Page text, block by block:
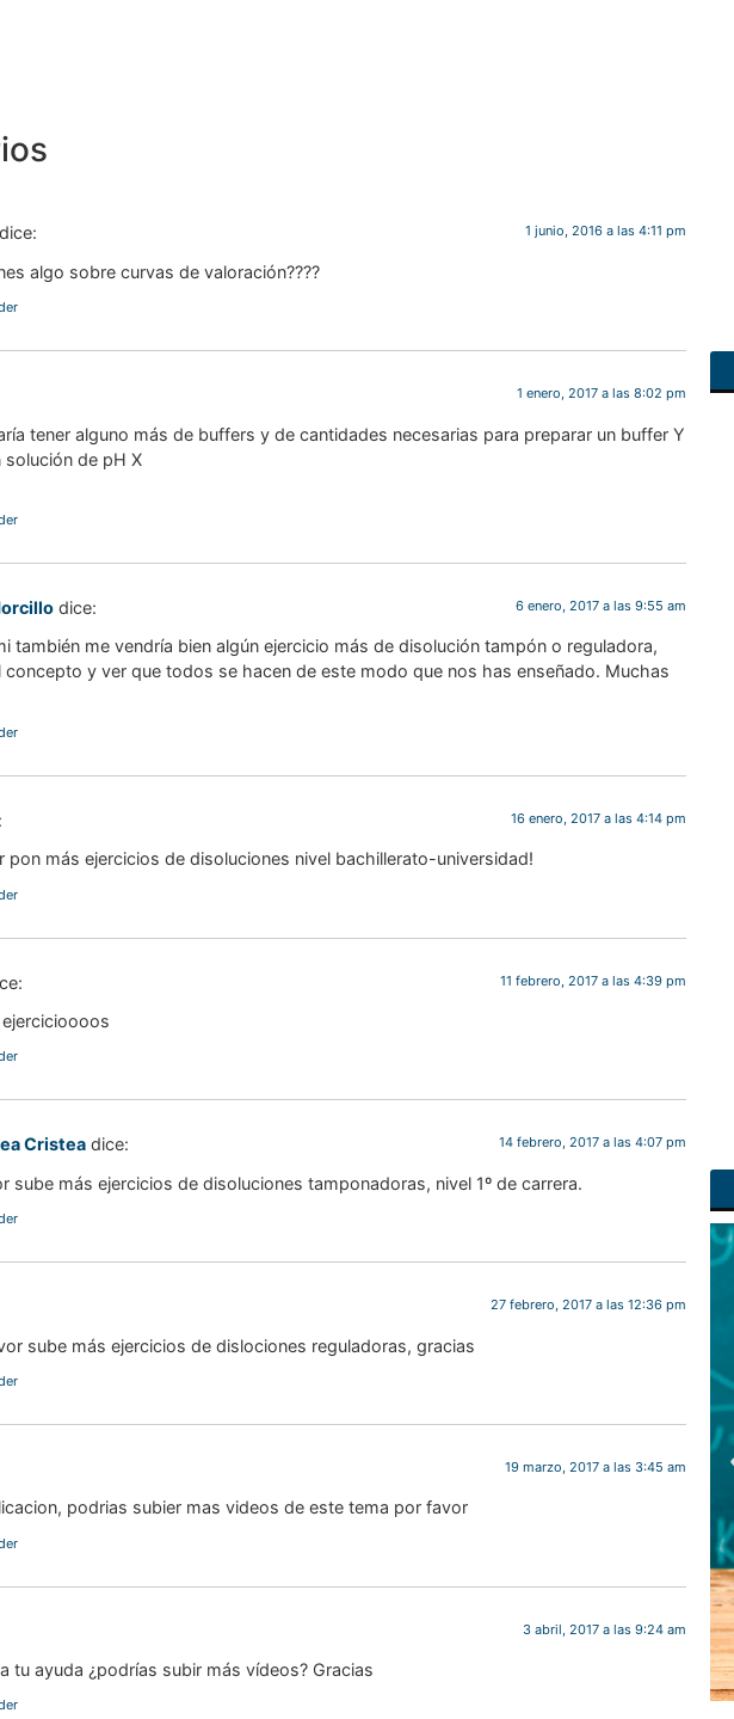
dice: 1 junio, 2016 a las 4:11 pm
algo sobre curvas de valoración????
1 enero, 2017 a las 8:02 pm
tener alguno más de buffers y de cantidades necesarias para preparar un buffer Y
solución de pH X
dice: 6 enero, 2017 a las 9:55 am
también me vendría bien algún ejercicio más de disolución tampón o reguladora,
concepto y ver que todos se hacen de este modo que nos has enseñado. Muchas
16 enero, 2017 a las 4:14 pm
pon más ejercicios de disoluciones nivel bachillerato-universidad!
11 febrero, 2017 a las 4:39 pm
Cristea dice: 14 febrero, 2017 a las 4:07 pm
sube más ejercicios de disoluciones tamponadoras, nivel 1º de carrera.
27 febrero, 2017 a las 12:36 pm
sube más ejercicios de dislociones reguladoras, gracias
19 marzo, 2017 a las 3:45 am
podrias subier mas videos de este tema por favor
3 abril, 2017 a las 9:24 am
tu ayuda ¿podrías subir más vídeos? Gracias
cero al
la full! Notición
Historia de
de cero
En la Casa 🏠
online
Ver libro
matemáticas
adquirir nuestro segundo
libro: Unas matemáticas
Del
!Esto es
ya se
nuestro
las
al
del